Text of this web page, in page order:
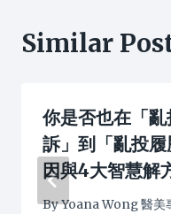
Similar
你是否也在「
訴」到「亂投
因與4大智慧解
ByYoana Wong 醫美